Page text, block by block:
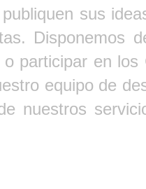
sus
Disponemos
participar en
equipo de
nuestros